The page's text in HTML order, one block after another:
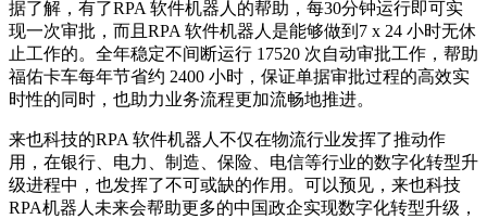
据了解，有了RPA 软件机器人的帮助，每30分钟运行即可实
现一次审批，而且RPA 软件机器人是能够做到7 x 24 小时无休
止工作的。全年稳定不间断运行 17520 次自动审批工作，帮助
福佑卡车每年节省约 2400 小时，保证单据审批过程的高效实
时性的同时，也助力业务流程更加流畅地推进。
来也科技的RPA 软件机器人不仅在物流行业发挥了推动作
用，在银行、电力、制造、保险、电信等行业的数字化转型升
级进程中，也发挥了不可或缺的作用。可以预见，来也科技
RPA机器人未来会帮助更多的中国政企实现数字化转型升级，